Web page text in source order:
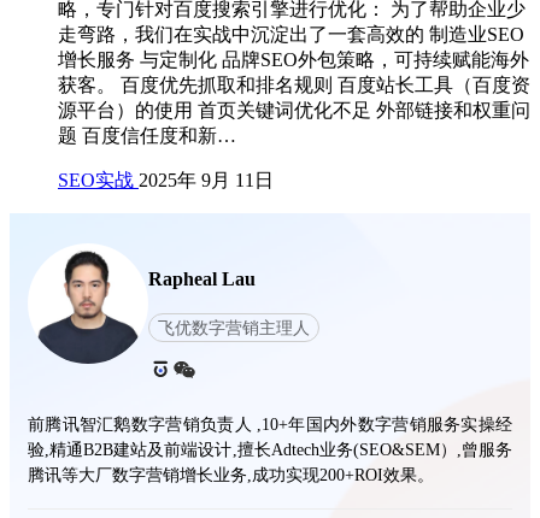
略，专门针对百度搜索引擎进行优化： 为了帮助企业少
走弯路，我们在实战中沉淀出了一套高效的 制造业SEO
增长服务 与定制化 品牌SEO外包策略，可持续赋能海外
获客。 百度优先抓取和排名规则 百度站长工具（百度资
源平台）的使用 首页关键词优化不足 外部链接和权重问
题 百度信任度和新…
SEO实战 2025年 9月 11日
Rapheal Lau
飞优数字营销主理人
前腾讯智汇鹅数字营销负责人 ,10+年国内外数字营销服务实操经
验,精通B2B建站及前端设计,擅长Adtech业务(SEO&SEM）,曾服务
腾讯等大厂数字营销增长业务,成功实现200+ROI效果。